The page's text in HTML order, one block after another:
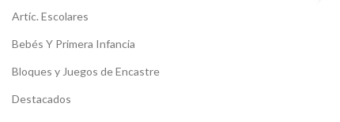
Artíc. Escolares
Bebés Y Primera Infancia
Bloques y Juegos de Encastre
Destacados